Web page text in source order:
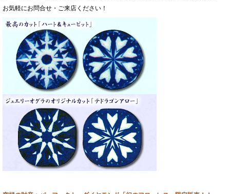
お気軽にお問合せ・ご来店ください！